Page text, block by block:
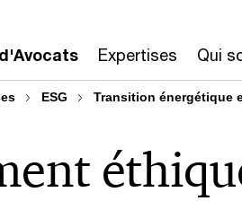
Expertises Qui
ESG Transition énergétique